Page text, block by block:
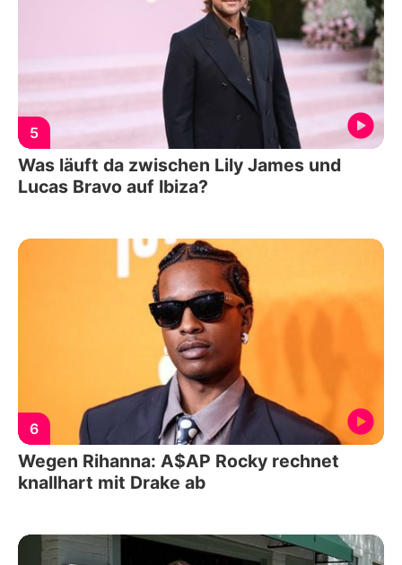
5
Was läuft da zwischen Lily James und
Lucas Bravo auf Ibiza?
6
Wegen Rihanna: A$AP Rocky rechnet
knallhart mit Drake ab